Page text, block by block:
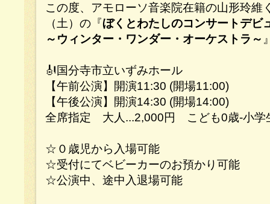
この度、アモローソ音楽院在籍の山形玲
（土）の『ぼくとわたしのコンサートデビ
～ウィンター・ワンダー・オーケストラ～
🎻国分寺市立いずみホール
【午前公演】開演11:30 (開場11:00)
【午後公演】開演14:30 (開場14:00)
全席指定 大人...2,000円 こども0歳-小学
☆０歳児から入場可能
☆受付にてベビーカーのお預かり可能
☆公演中、途中入退場可能